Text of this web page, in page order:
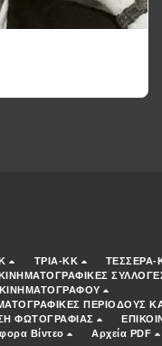
ΤΡΙΑ-ΚΚ
ΤΕΣΣΕΡΑ-
ΠΕΡΙΟΔΟΥΣ
ΦΩΤΟΓΡΑΦΙΑΣ
Βίντεο Αρχεία PDF